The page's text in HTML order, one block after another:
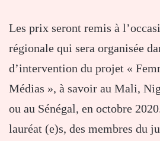
Les prix seront remis à
régionale qui sera organisée
d’intervention du projet «
Médias », à savoir au Mali,
ou au Sénégal, en octobre
lauréat (e)s, des membres du